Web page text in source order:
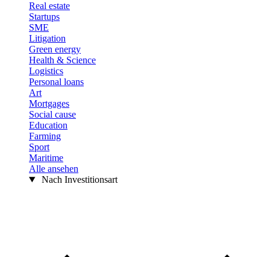
Real estate
Startups
SME
Litigation
Green energy
Health & Science
Logistics
Personal loans
Art
Mortgages
Social cause
Education
Farming
Sport
Maritime
Alle ansehen
Nach Investitionsart